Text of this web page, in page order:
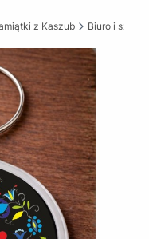
z Kaszub Biuro i